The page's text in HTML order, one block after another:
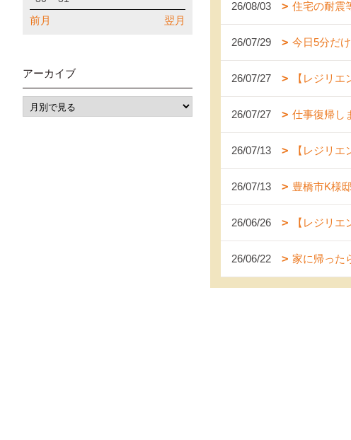
26/08/03 住宅の耐震
26/07/29 今日5分だ
26/07/27 【レジリ
26/07/27 仕事復帰し
26/07/13 【レジリ
26/07/13 豊橋市K様
26/06/26 【レジリ
26/06/22 家に帰った
前月 翌月
アーカイブ